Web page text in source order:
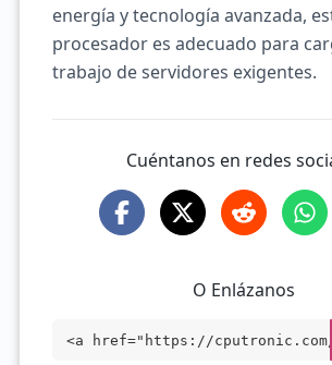
energía y tecnología avanzada,
procesador es adecuado para
trabajo de servidores exigentes.
Cuéntanos en redes
O Enlázanos
<a href="https://